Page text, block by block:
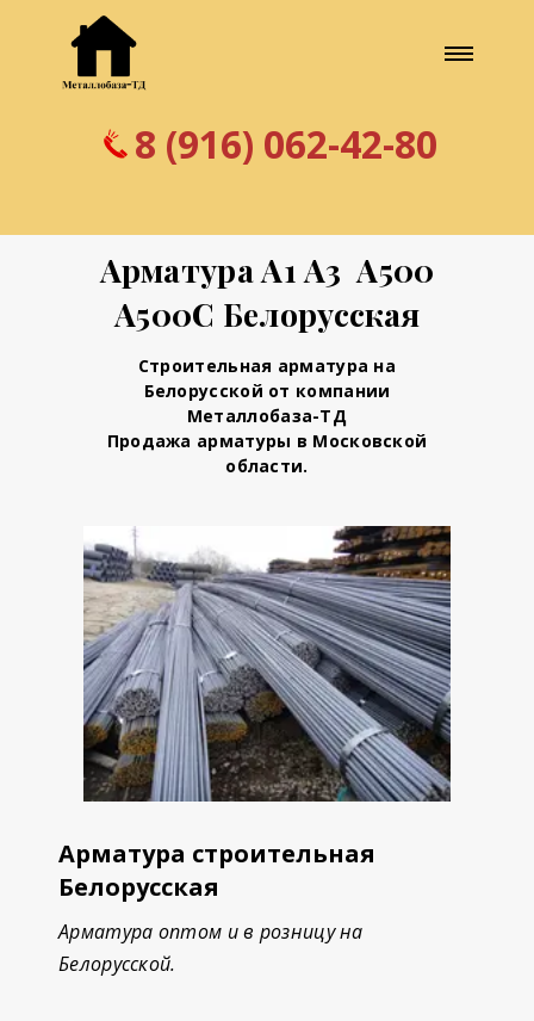
8 (916) 062-42-80
Арматура А1 А3 А500
А500С Белорусская
Строительная арматура на
Белорусской от компании
Металлобаза-ТД
Продажа арматуры в Московской
области.
Арматура строительная
Белорусская
Арматура оптом и в розницу на
Белорусской.